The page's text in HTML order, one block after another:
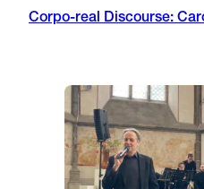
Corpo-real Discourse: